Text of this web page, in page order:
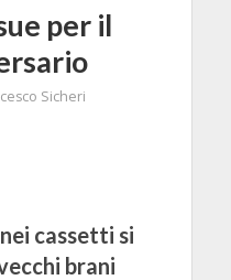
per il
Sicheri
cassetti si
brani